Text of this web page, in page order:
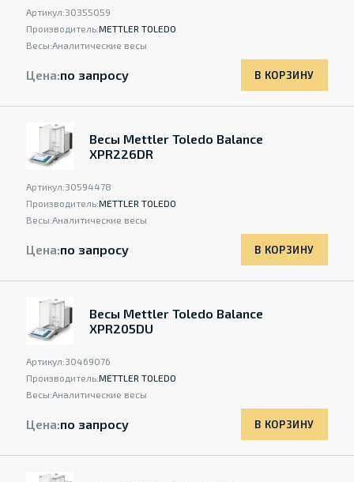
Артикул:30355059
Производитель:METTLER TOLEDO
Весы:Аналитические весы
Цена:по запросу В КОРЗИНУ
Весы Mettler Toledo Balance
XPR226DR
Артикул:30594478
Производитель:METTLER TOLEDO
Весы:Аналитические весы
Цена:по запросу В КОРЗИНУ
Весы Mettler Toledo Balance
XPR205DU
Артикул:30469076
Производитель:METTLER TOLEDO
Весы:Аналитические весы
Цена:по запросу В КОРЗИНУ